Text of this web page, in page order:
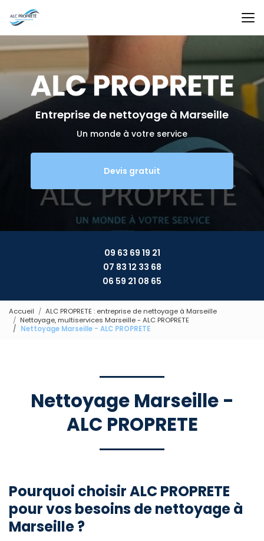
au
contenu
principal
Entreprise de nettoyage à Marseille
Un monde à votre service
Devis gratuit
09 63 69 19 21
07 83 12 33 68
06 59 21 08 65
Accueil
ALC PROPRETE : entreprise de nettoyage à Marseille
Nettoyage, multiservices Marseille - ALC PROPRETE
Nettoyage Marseille - ALC PROPRETE
Nettoyage Marseille -
ALC PROPRETE
Pourquoi choisir ALC PROPRETE
pour vos besoins de nettoyage à
Marseille ?